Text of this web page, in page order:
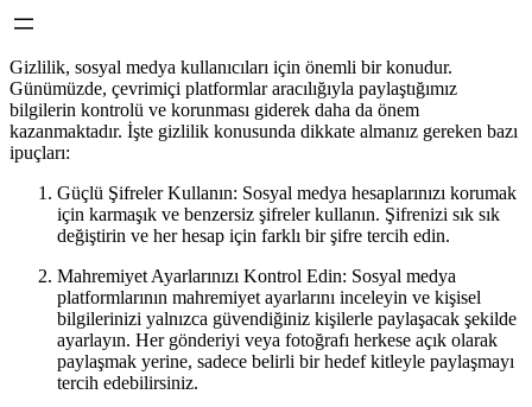
Gizlilik, sosyal medya kullanıcıları için önemli bir konudur.
Günümüzde, çevrimiçi platformlar aracılığıyla paylaştığımız
bilgilerin kontrolü ve korunması giderek daha da önem
kazanmaktadır. İşte gizlilik konusunda dikkate almanız gereken bazı
ipuçları:
Güçlü Şifreler Kullanın: Sosyal medya hesaplarınızı korumak
için karmaşık ve benzersiz şifreler kullanın. Şifrenizi sık sık
değiştirin ve her hesap için farklı bir şifre tercih edin.
Mahremiyet Ayarlarınızı Kontrol Edin: Sosyal medya
platformlarının mahremiyet ayarlarını inceleyin ve kişisel
bilgilerinizi yalnızca güvendiğiniz kişilerle paylaşacak şekilde
ayarlayın. Her gönderiyi veya fotoğrafı herkese açık olarak
paylaşmak yerine, sadece belirli bir hedef kitleyle paylaşmayı
tercih edebilirsiniz.